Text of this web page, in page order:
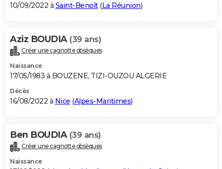
10/09/2022 à Saint-Benoît(La Réunion)
Aziz BOUDIA (39 ans)
Créer une cagnotte obsèques
Naissance
17/05/1983 à BOUZENE, TIZI-OUZOU ALGERIE
Décès
16/08/2022 à Nice (Alpes-Maritimes)
Ben BOUDIA (39 ans)
Créer une cagnotte obsèques
Naissance